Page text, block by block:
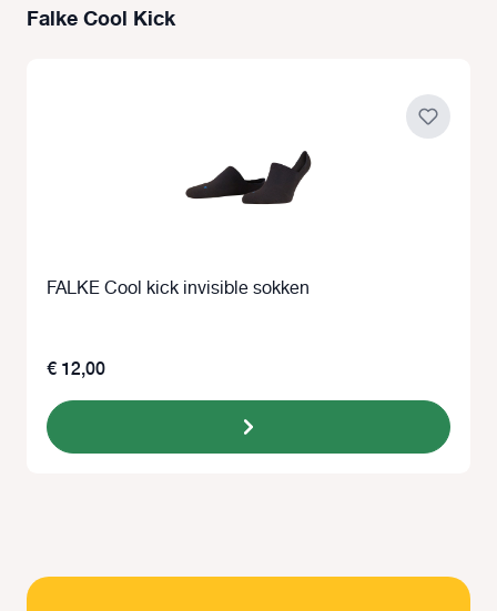
Productgalerij overslaan
Falke Cool Kick
FALKE Cool kick invisible sokken
€ 12,00